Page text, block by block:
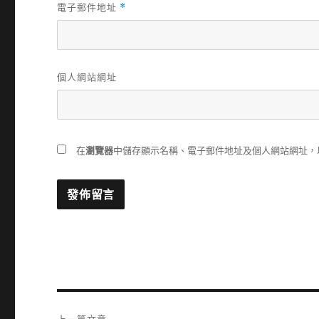
電子郵件地址 *
個人網站網址
在瀏覽器中儲存顯示名稱、電子郵件地址及個人網站網址